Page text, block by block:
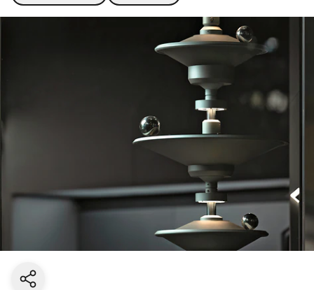
Share current page